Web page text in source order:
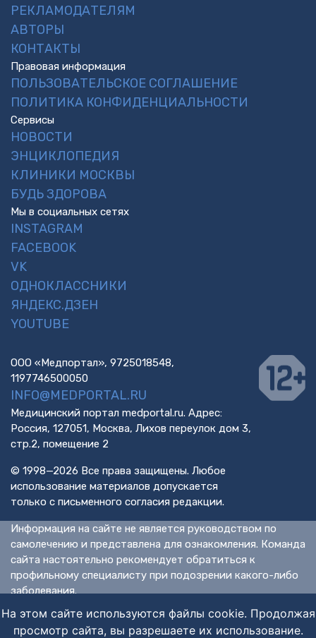
РЕКЛАМОДАТЕЛЯМ
АВТОРЫ
КОНТАКТЫ
Правовая информация
ПОЛЬЗОВАТЕЛЬСКОЕ СОГЛАШЕНИЕ
ПОЛИТИКА КОНФИДЕНЦИАЛЬНОСТИ
Сервисы
НОВОСТИ
ЭНЦИКЛОПЕДИЯ
КЛИНИКИ МОСКВЫ
БУДЬ ЗДОРОВА
Мы в социальных сетях
INSTAGRAM
FACEBOOK
VK
ОДНОКЛАССНИКИ
ЯНДЕКС.ДЗЕН
YOUTUBE
ООО «Медпортал», 9725018548,
1197746500050
INFO@MEDPORTAL.RU
Медицинский портал medportal.ru. Адрес:
Россия, 127051, Москва, Лихов переулок дом 3,
стр.2, помещение 2
© 1998—2026 Все права защищены. Любое
использование материалов допускается
только с письменного согласия редакции.
Информация на сайте не является руководством по
самолечению и представлена для ознакомления. Команда
сайта настоятельно рекомендует обратиться к
профильному специалисту при подозрении какого-либо
заболевания.
ИМЕЮТСЯ ПРОТИВОПОКАЗАНИЯ. НЕОБХОДИМА
КОНСУЛЬТАЦИЯ СПЕЦИАЛИСТА.
На этом сайте используются файлы cookie. Продолжая
просмотр сайта, вы разрешаете их использование.